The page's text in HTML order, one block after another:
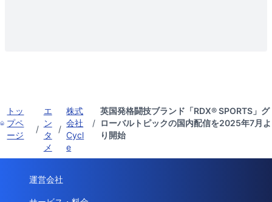
トッ
プペ
ージ
/
エ
ン
タ
メ
/
株式
会社
Cycl
e
/
英国発格闘技ブランド「RDX® SPORTS」グ
ローバルトピックの国内配信を2025年7月よ
り開始
運営会社